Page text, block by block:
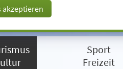
akzeptieren
Sport
Freizeit